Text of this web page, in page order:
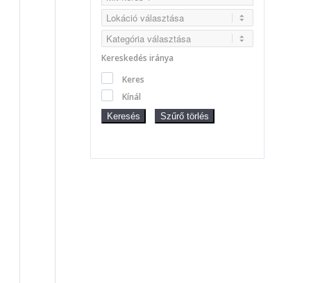
Kereskedés iránya
Keres
Kínál
Keresés Szűrő törlés